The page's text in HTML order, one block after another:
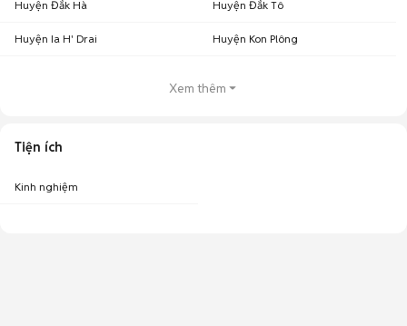
Huyện Đắk Hà Huyện Đắk Tô
Huyện Ia H' Drai Huyện Kon Plông
Xem thêm
Tiện ích
Kinh nghiệm